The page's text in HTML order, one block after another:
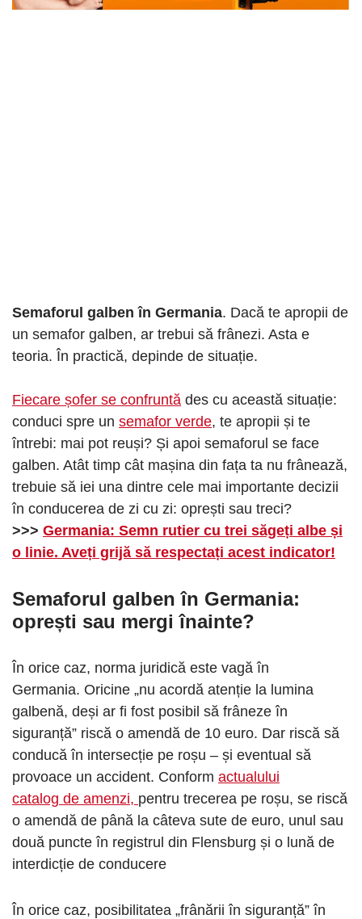
Semaforul galben în Germania. Dacă te apropii de
un semafor galben, ar trebui să frânezi. Asta e
teoria. În practică, depinde de situație.
Fiecare șofer se confruntă des cu această situație:
conduci spre un semafor verde, te apropii și te
întrebi: mai pot reuși? Și apoi semaforul se face
galben. Atât timp cât mașina din fața ta nu frânează,
trebuie să iei una dintre cele mai importante decizii
în conducerea de zi cu zi: oprești sau treci?
>>> Germania: Semn rutier cu trei săgeți albe și
o linie. Aveți grijă să respectați acest indicator!
Semaforul galben în Germania:
oprești sau mergi înainte?
În orice caz, norma juridică este vagă în
Germania. Oricine „nu acordă atenție la lumina
galbenă, deși ar fi fost posibil să frâneze în
siguranță” riscă o amendă de 10 euro. Dar riscă să
conducă în intersecție pe roșu – și eventual să
provoace un accident. Conform actualului
catalog de amenzi, pentru trecerea pe roșu, se riscă
o amendă de până la câteva sute de euro, unul sau
două puncte în registrul din Flensburg și o lună de
interdicție de conducere
În orice caz, posibilitatea „frânării în siguranță” în